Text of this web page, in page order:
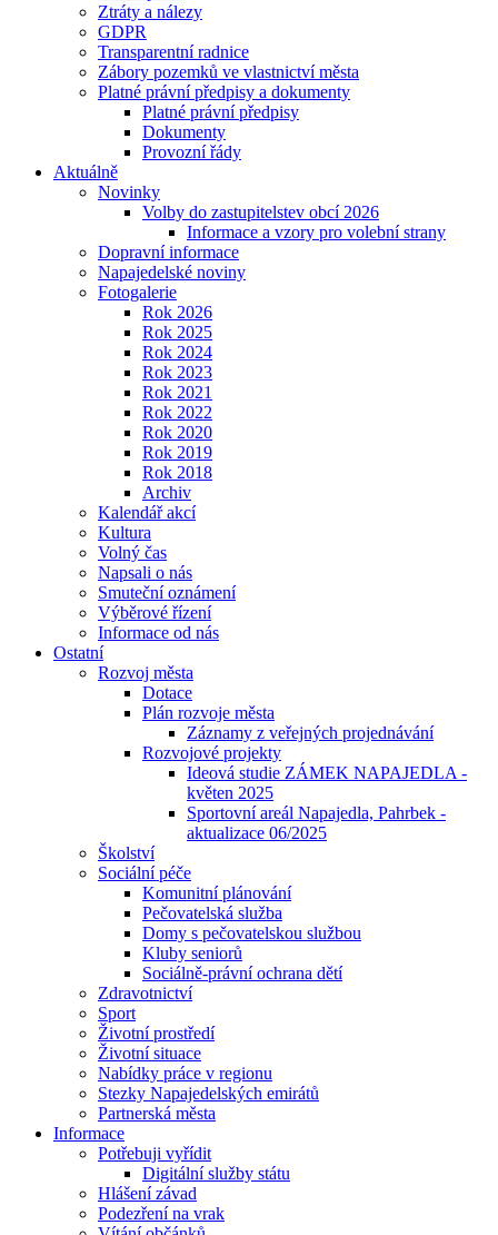
Ztráty a nálezy
GDPR
Transparentní radnice
Zábory pozemků ve vlastnictví města
Platné právní předpisy a dokumenty
Platné právní předpisy
Dokumenty
Provozní řády
Aktuálně
Novinky
Volby do zastupitelstev obcí 2026
Informace a vzory pro volební strany
Dopravní informace
Napajedelské noviny
Fotogalerie
Rok 2026
Rok 2025
Rok 2024
Rok 2023
Rok 2021
Rok 2022
Rok 2020
Rok 2019
Rok 2018
Archiv
Kalendář akcí
Kultura
Volný čas
Napsali o nás
Smuteční oznámení
Výběrové řízení
Informace od nás
Ostatní
Rozvoj města
Dotace
Plán rozvoje města
Záznamy z veřejných projednávání
Rozvojové projekty
Ideová studie ZÁMEK NAPAJEDLA -
květen 2025
Sportovní areál Napajedla, Pahrbek -
aktualizace 06/2025
Školství
Sociální péče
Komunitní plánování
Pečovatelská služba
Domy s pečovatelskou službou
Kluby seniorů
Sociálně-právní ochrana dětí
Zdravotnictví
Sport
Životní prostředí
Životní situace
Nabídky práce v regionu
Stezky Napajedelských emirátů
Partnerská města
Informace
Potřebuji vyřídit
Digitální služby státu
Hlášení závad
Podezření na vrak